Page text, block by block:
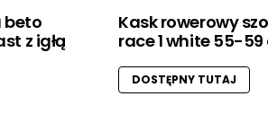
beto
z igłą
Kask rowerowy
race 1 white 55-
DOSTĘPNY TUTAJ